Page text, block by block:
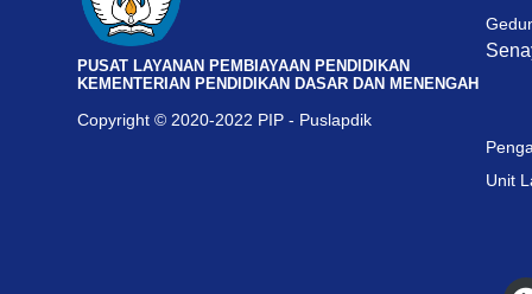
PUSAT LAYANAN PEMBIAYAAN PENDIDIKAN
KEMENTERIAN PENDIDIKAN DASAR DAN MENENGAH
Copyright © 2020-2022 PIP - Puslapdik
Unit